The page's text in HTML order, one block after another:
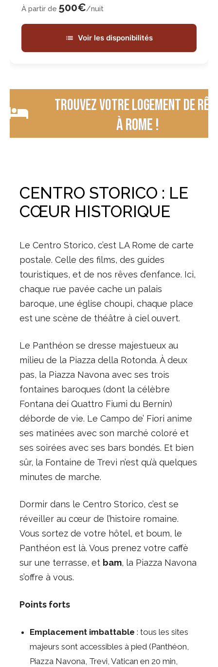
À partir de 500€/nuit
Voir les disponibilités
Trouvez votre logement de
à Rome !
CENTRO STORICO : LE
CŒUR HISTORIQUE
Le Centro Storico, c’est LA Rome de carte
postale. Celle des films, des guides
touristiques, et de nos rêves d’enfance. Ici,
chaque rue pavée cache un palais
baroque, une église choupi, chaque place
est une scène de théâtre à ciel ouvert.
Le Panthéon se dresse majestueux au
milieu de la Piazza della Rotonda. À deux
pas, la Piazza Navona avec ses trois
fontaines baroques (dont la célèbre
Fontana dei Quattro Fiumi du Bernin)
déborde de vie. Le Campo de’ Fiori anime
ses matinées avec son marché coloré et
ses soirées avec ses bars bondés. Et bien
sûr, la Fontaine de Trevi n’est qu’à quelques
minutes de marche.
Dormir dans le Centro Storico, c’est se
réveiller au cœur de l’histoire romaine.
Vous sortez de votre hôtel, et boum, le
Panthéon est là. Vous prenez votre caffè
sur une terrasse, et bam, la Piazza Navona
s’offre à vous.
Points forts
Emplacement imbattable : tous les sites
majeurs sont accessibles à pied (Panthéon,
Piazza Navona, Trevi, Vatican en 20 min,